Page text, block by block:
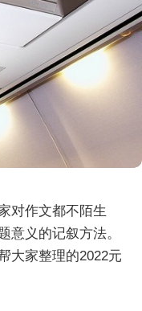
对作文都不陌生
意义的记叙方法。
大家整理的2022元